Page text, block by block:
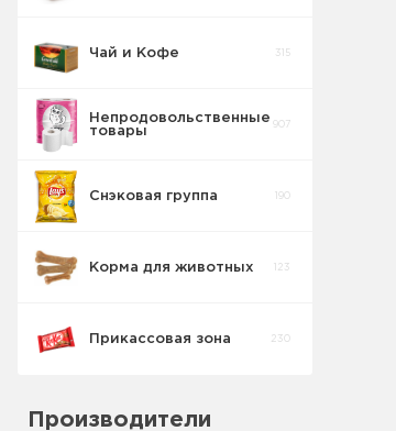
Конфеты
Сушка
Кукурузные
Чай и Кофе 315
Непродовольственные
товары
907
Снэковая группа 190
Корма для животных 123
Прикассовая зона 230
Производители